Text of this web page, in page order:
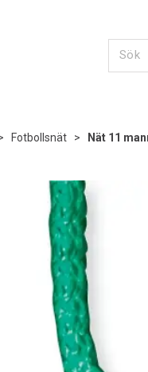
Fotbollsnät > Nät 11